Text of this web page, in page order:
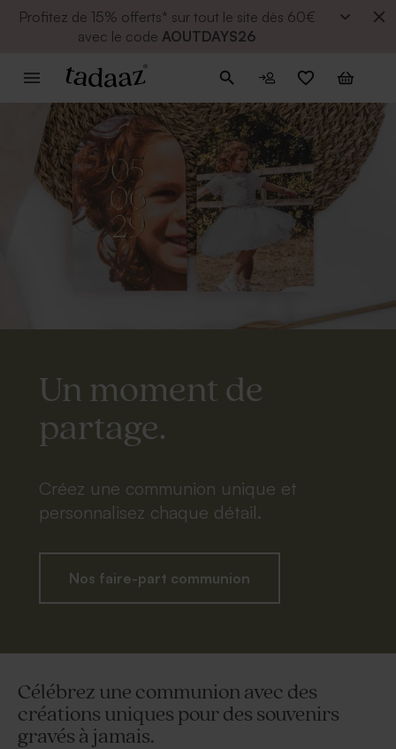
Profitez de 15% offerts* sur tout le site dès 60€
avec le code AOUTDAYS26
Un moment de
partage.
Créez une communion unique et
personnalisez chaque détail.
Nos faire-part communion
Célébrez une communion avec des
créations uniques pour des souvenirs
gravés à jamais.